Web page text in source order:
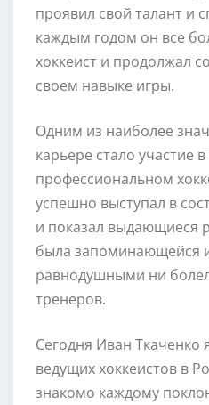
проявил свой талант и
каждым годом он все
хоккеист и продолжал
своем навыке игры.
Одним из наиболее
карьере стало участие
профессиональном
успешно выступал в
и показал выдающиеся
была запоминающейся
равнодушными ни
тренеров.
Сегодня Иван Ткаченко
ведущих хоккеистов в
знакомо каждому